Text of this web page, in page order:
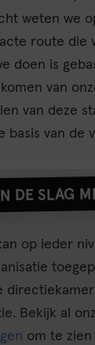
weten we
route die
doen is
van
van deze
basis van de
DE SLAG
op ieder
Bekijk al
om te zien